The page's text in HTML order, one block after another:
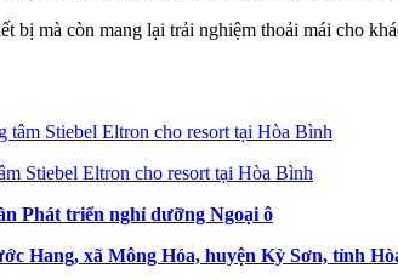
bị mà còn mang lại trải nghiệm thoải mái cho
Stiebel Eltron cho resort tại Hòa Bình
Phát triển nghỉ dưỡng Ngoại ô
Hang, xã Mông Hóa, huyện Kỳ Sơn, tỉnh